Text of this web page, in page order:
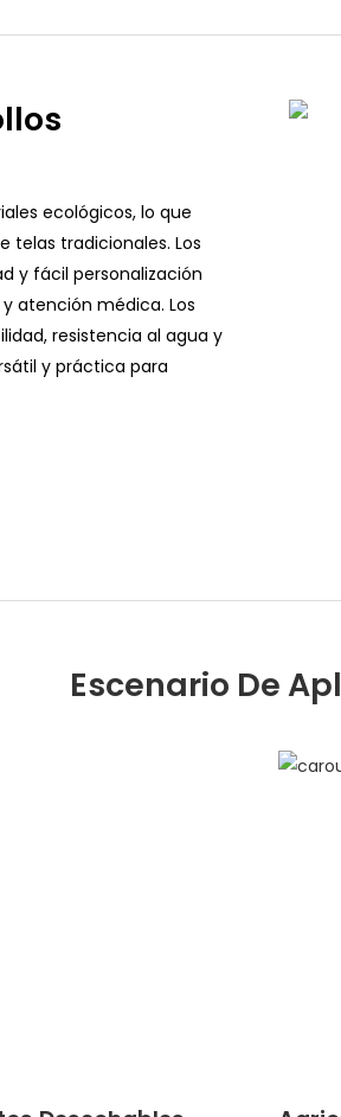
ecológicos, lo que
telas tradicionales. Los
y fácil personalización
atención médica. Los
resistencia al agua y
y práctica para
Escenario De